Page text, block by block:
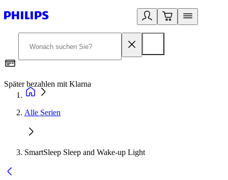
Später bezahlen mit Klarna
Alle Serien
SmartSleep Sleep and Wake-up Light